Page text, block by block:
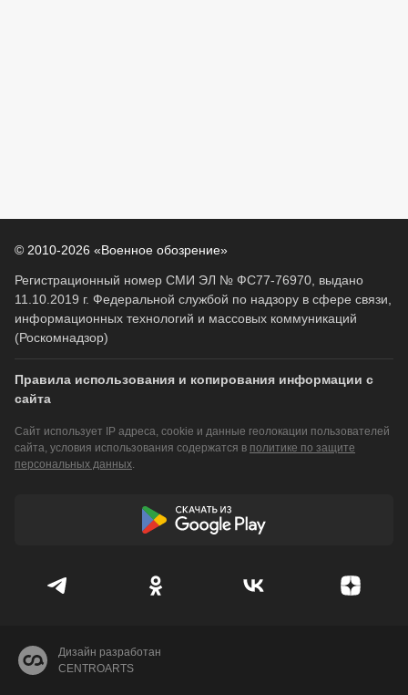
© 2010-2026 «Военное обозрение»
Регистрационный номер СМИ ЭЛ № ФС77-76970, выдано
11.10.2019 г. Федеральной службой по надзору в сфере связи,
информационных технологий и массовых коммуникаций
(Роскомнадзор)
Правила использования и копирования информации с
сайта
Сайт использует IP адреса, cookie и данные геолокации пользователей
сайта, условия использования содержатся в политике по защите
персональных данных.
Дизайн разработан
CENTROARTS